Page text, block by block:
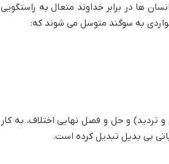
ها در برابر خداوند متعال به راستگویی
به سوگند متوسل می شوند که:
و تردید) و حل و فصل نهایی اختلاف، به کار
بی بدیل تبدیل کرده است.